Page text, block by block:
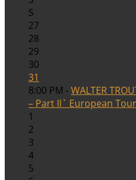
S
27
28
29
30
31
8:00 PM -WALTER
– Part II` European
1
2
3
4
5